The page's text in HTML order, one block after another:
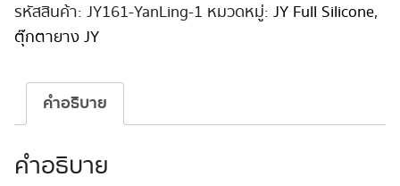
Full
Silicone
161cm
รหัสสินค้า: JY161-YanLing-1 หมวดหมู่: JY Full Silicone,
ตุ๊กตายาง JY
คำอธิบาย
คำอธิบาย